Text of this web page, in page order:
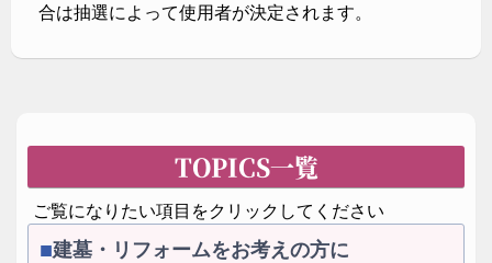
合は抽選によって使用者が決定されます。
TOPICS一覧
ご覧になりたい項目をクリックしてください
建墓・リフォームをお考えの方に